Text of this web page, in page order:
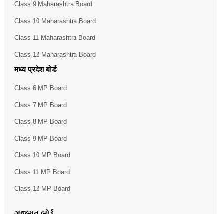
Class 9 Maharashtra Board
Class 10 Maharashtra Board
Class 11 Maharashtra Board
Class 12 Maharashtra Board
मध्य प्रदेश बोर्ड
Class 6 MP Board
Class 7 MP Board
Class 8 MP Board
Class 9 MP Board
Class 10 MP Board
Class 11 MP Board
Class 12 MP Board